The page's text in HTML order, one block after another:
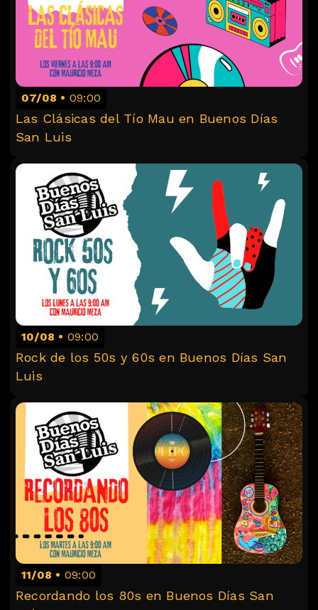
07/08 09:00
Las Clásicas del Tío Mau en Buenos Días
San Luis
10/08 09:00
Rock de los 50s y 60s en Buenos Días San
Luis
11/08 09:00
Recordando los 80s en Buenos Días San